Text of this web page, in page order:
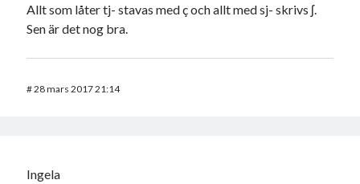
Allt som låter tj- stavas med ç och allt med sj- skrivs ʃ.
Sen är det nog bra.
#28 mars 2017 21:14
Ingela